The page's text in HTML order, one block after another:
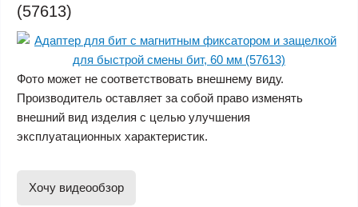
(57613)
Фото может не соответствовать внешнему виду.
Производитель оставляет за собой право изменять
внешний вид изделия с целью улучшения
эксплуатационных характеристик.
Хочу видеообзор